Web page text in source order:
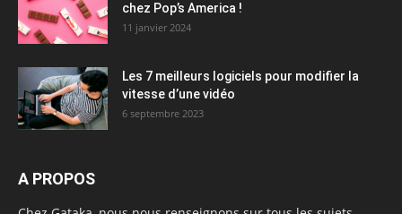
chez Pop’s America !
11 janvier 2024
Les 7 meilleurs logiciels pour modifier la
vitesse d’une vidéo
6 septembre 2023
A PROPOS